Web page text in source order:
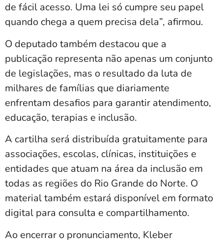
de fácil acesso. Uma lei só cumpre seu papel
quando chega a quem precisa dela”, afirmou.
O deputado também destacou que a
publicação representa não apenas um conjunto
de legislações, mas o resultado da luta de
milhares de famílias que diariamente
enfrentam desafios para garantir atendimento,
educação, terapias e inclusão.
A cartilha será distribuída gratuitamente para
associações, escolas, clínicas, instituições e
entidades que atuam na área da inclusão em
todas as regiões do Rio Grande do Norte. O
material também estará disponível em formato
digital para consulta e compartilhamento.
Ao encerrar o pronunciamento, Kleber